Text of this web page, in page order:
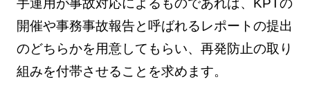
手運用が事故対応によるものであれば、KPTの
開催や事務事故報告と呼ばれるレポートの提出
のどちらかを用意してもらい、再発防止の取り
組みを付帯させることを求めます。